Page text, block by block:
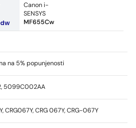
Canon i-
SENSYS
MF655Cw
na 5% popunjenosti
5099C002AA
CRG067Y, CRG 067Y, CRG-067Y